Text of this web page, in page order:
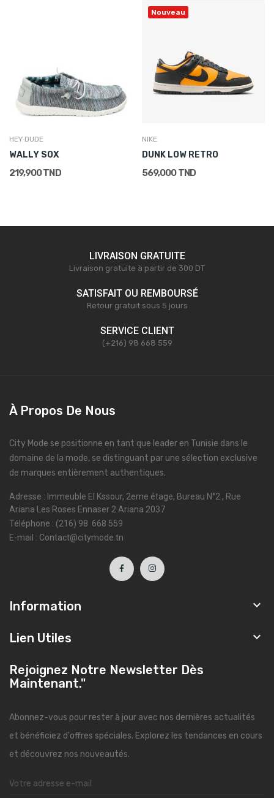
HEY DUDE
WALLY SOX
219,900 TND
Nouveau
NIKE
DUNK LOW RETRO
569,000 TND
LIVRAISON GRATUITE
Livraison gratuite à partir de 300 DT
SATISFAIT OU REMBOURSÉ
Retour gratuit sous 5 jours
SERVICE CLIENT
(+216) 98 668 559
À Propos De Nous
City Mode se positionne en tant que leader en Tunisie dans le
domaine de la mode, se distinguant par une sélection exclusive
de marques entièrement authentiques.
Adresse : Immeuble El Kssour, 2eme étage, Bureau N°2 , Rue
Ariana Les Roses Ennaser 2 Ariana 2037
Téléphone : (216) 98 668 559
E-mail : Contact@citymode.tn
Information 
Lien Utiles 
Rejoignez Notre Newsletter Dès
Maintenant."
Abonnez-vous pour rester à jour avec nos dernières actualités
et bénéficiez d'offres spéciales. Explorez les tendances en cours
et découvrez nos nouveautés.